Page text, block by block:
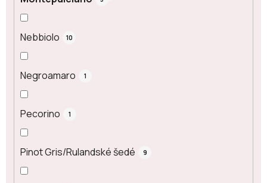
Nebbiolo 10
Negroamaro 1
Pecorino 1
Pinot Gris/Rulandské šedé 9